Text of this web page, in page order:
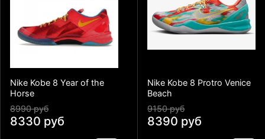
Nike Kobe 8 Year of the
Horse
8990 руб
8330 руб
Nike Kobe 8 Protro Venice
Beach
9150 руб
8390 руб